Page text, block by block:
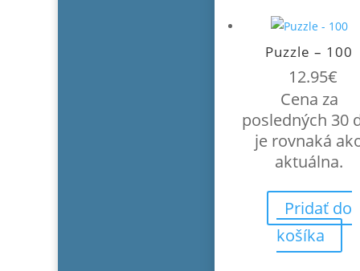
Puzzle – 100
12.95€
Cena za
posledných 30
je rovnaká
aktuálna.
Pridať do
košíka